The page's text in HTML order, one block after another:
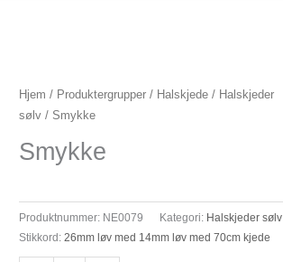
Hjem / Produktergrupper / Halskjede / Halskjeder
sølv / Smykke
Smykke
Produktnummer: NE0079 Kategori: Halskjeder sølv
Stikkord:26mm løv med 14mm løv med 70cm kjede
Smykke
antall